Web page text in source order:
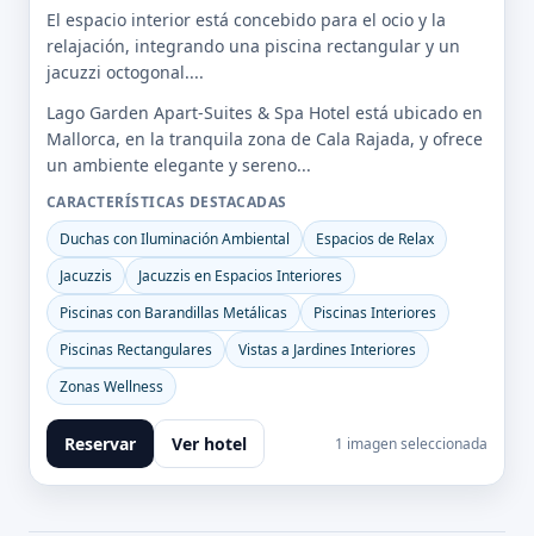
El espacio interior está concebido para el ocio y la
relajación, integrando una piscina rectangular y un
jacuzzi octogonal....
Lago Garden Apart-Suites & Spa Hotel está ubicado en
Mallorca, en la tranquila zona de Cala Rajada, y ofrece
un ambiente elegante y sereno...
CARACTERÍSTICAS DESTACADAS
Duchas con Iluminación Ambiental
Espacios de Relax
Jacuzzis
Jacuzzis en Espacios Interiores
Piscinas con Barandillas Metálicas
Piscinas Interiores
Piscinas Rectangulares
Vistas a Jardines Interiores
Zonas Wellness
Reservar Ver hotel 1 imagen seleccionada